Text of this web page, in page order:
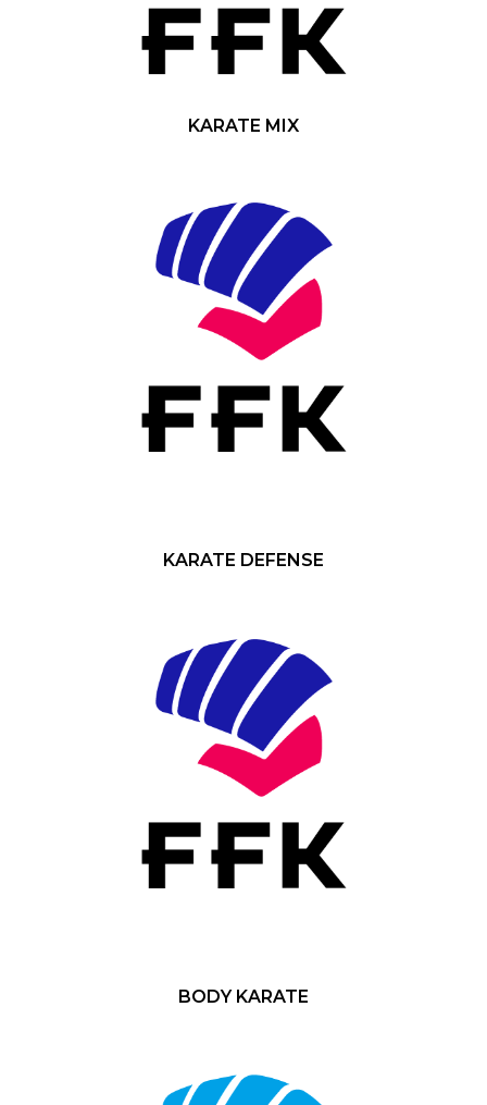
KARATE MIX
KARATE DEFENSE
BODY KARATE